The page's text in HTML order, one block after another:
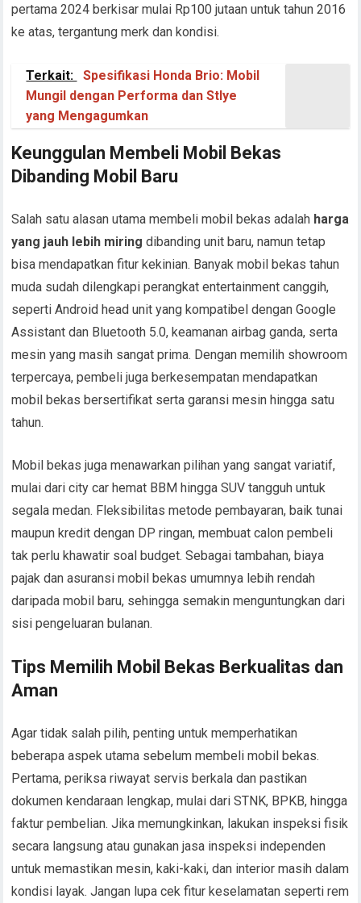
pertama 2024 berkisar mulai Rp100 jutaan untuk tahun 2016
ke atas, tergantung merk dan kondisi.
Terkait:
Spesifikasi Honda Brio: Mobil
Mungil dengan Performa dan Stlye
yang Mengagumkan
Keunggulan Membeli Mobil Bekas
Dibanding Mobil Baru
Salah satu alasan utama membeli mobil bekas adalah harga
yang jauh lebih miring dibanding unit baru, namun tetap
bisa mendapatkan fitur kekinian. Banyak mobil bekas tahun
muda sudah dilengkapi perangkat entertainment canggih,
seperti Android head unit yang kompatibel dengan Google
Assistant dan Bluetooth 5.0, keamanan airbag ganda, serta
mesin yang masih sangat prima. Dengan memilih showroom
terpercaya, pembeli juga berkesempatan mendapatkan
mobil bekas bersertifikat serta garansi mesin hingga satu
tahun.
Mobil bekas juga menawarkan pilihan yang sangat variatif,
mulai dari city car hemat BBM hingga SUV tangguh untuk
segala medan. Fleksibilitas metode pembayaran, baik tunai
maupun kredit dengan DP ringan, membuat calon pembeli
tak perlu khawatir soal budget. Sebagai tambahan, biaya
pajak dan asuransi mobil bekas umumnya lebih rendah
daripada mobil baru, sehingga semakin menguntungkan dari
sisi pengeluaran bulanan.
Tips Memilih Mobil Bekas Berkualitas dan
Aman
Agar tidak salah pilih, penting untuk memperhatikan
beberapa aspek utama sebelum membeli mobil bekas.
Pertama, periksa riwayat servis berkala dan pastikan
dokumen kendaraan lengkap, mulai dari STNK, BPKB, hingga
faktur pembelian. Jika memungkinkan, lakukan inspeksi fisik
secara langsung atau gunakan jasa inspeksi independen
untuk memastikan mesin, kaki-kaki, dan interior masih dalam
kondisi layak. Jangan lupa cek fitur keselamatan seperti rem